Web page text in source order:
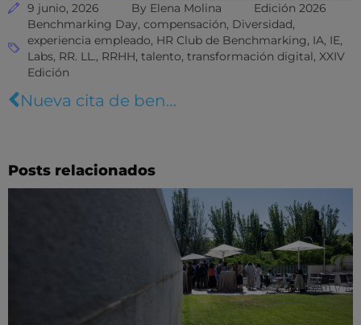
9 junio, 2026 By Elena Molina
Edición 2026
Benchmarking Day, compensación, Diversidad,
experiencia empleado, HR Club de Benchmarking, IA, IE,
Labs, RR. LL., RRHH, talento, transformación digital, XXIV
Edición
Nueva cita de benchmarking
Posts relacionados